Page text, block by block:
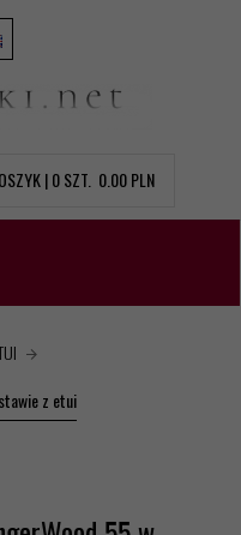
|0SZT. 0.00PLN
z etui